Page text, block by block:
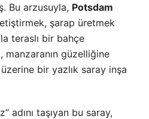
Bu arzusuyla, Potsdam
şarap üretmek
teraslı bir bahçe
manzaranın güzelliğine
bir yazlık saray inşa
adını taşıyan bu saray,